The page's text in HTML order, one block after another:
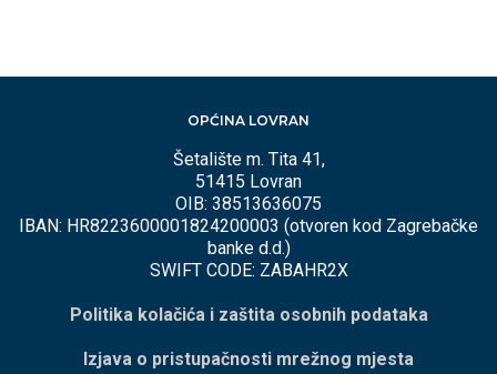
OPĆINA LOVRAN
Šetalište m. Tita 41,
51415 Lovran
OIB: 38513636075
IBAN: HR8223600001824200003 (otvoren kod Zagrebačke
banke d.d.)
SWIFT CODE: ZABAHR2X
Politika kolačića i zaštita osobnih podataka
Izjava o pristupačnosti mrežnog mjesta